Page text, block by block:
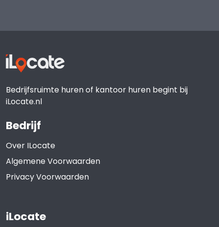
Bedrijfsruimte huren of kantoor huren begint bij
iLocate.nl
Bedrijf
Over ILocate
Algemene Voorwaarden
Privacy Voorwaarden
iLocate